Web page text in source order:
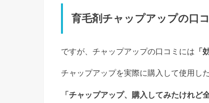
育毛剤チャップアップの口
ですが、チャップアップの口コミには 「
チャップアップを実際に購入して使用し
「チャップアップ、購入してみたけれ